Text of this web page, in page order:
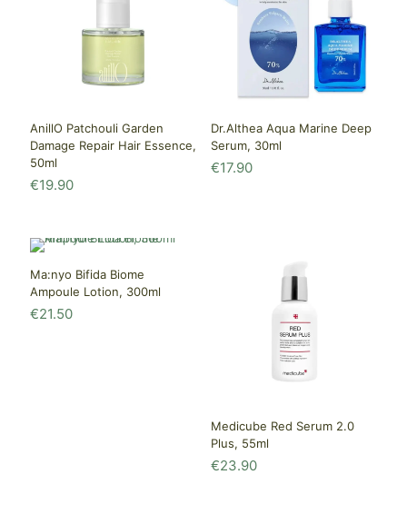
AnillO Patchouli Garden
Damage Repair Hair Essence,
50ml
€19.90
Dr.Althea Aqua Marine Deep
Serum, 30ml
€17.90
Ma:nyo Bifida Biome
Ampoule Lotion, 300ml
€21.50
Medicube Red Serum 2.0
Plus, 55ml
€23.90